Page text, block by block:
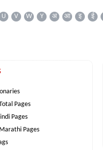
U V W Y अ आ इ ई
Pages
Pages
Pages